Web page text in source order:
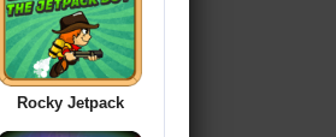
Rocky Jetpack